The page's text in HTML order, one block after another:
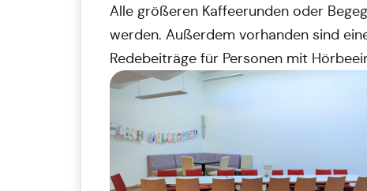
Alle größeren Kaffeerunden oder
werden. Außerdem vorhanden sind
Redebeiträge für Personen mit